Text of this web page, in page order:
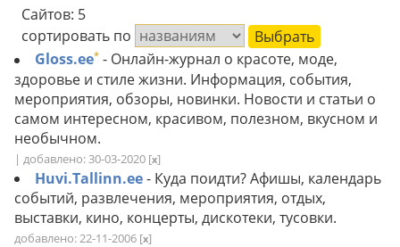
Сайтов: 5
сортировать по
Gloss.ee* - Онлайн-журнал о красоте, моде,
здоровье и стиле жизни. Информация, события,
мероприятия, обзоры, новинки. Новости и статьи о
самом интересном, красивом, полезном, вкусном и
необычном.
| добавлено: 30-03-2020 [x]
Huvi.Tallinn.ee- Куда поидти? Афишы, календарь
событий, развлечения, мероприятия, отдых,
выставки, кино, концерты, дискотеки, тусовки.
добавлено: 22-11-2006 [x]